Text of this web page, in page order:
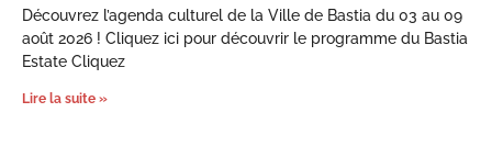
Découvrez l’agenda culturel de la Ville de Bastia du 03 au 09
août 2026 ! Cliquez ici pour découvrir le programme du Bastia
Estate Cliquez
Lire la suite »